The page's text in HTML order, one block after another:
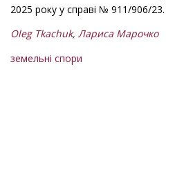
2025 року у справі № 911/906/23.
Oleg Tkachuk, Лариса Марочко
земельні спори